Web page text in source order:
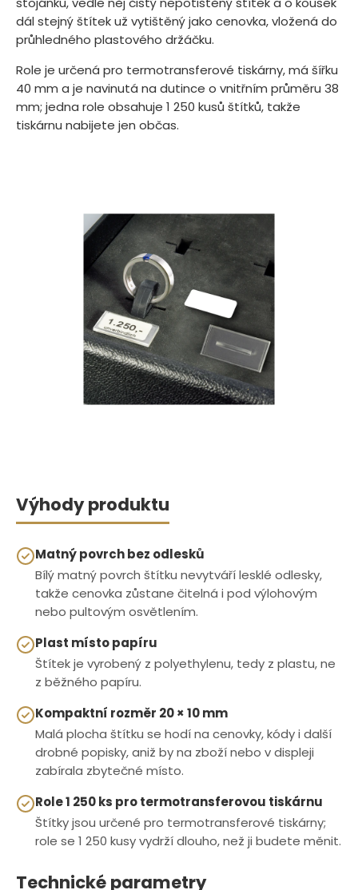
dál stejný štítek už vytištěný jako cenovka, vložená do
průhledného plastového držáčku.
Role je určená pro termotransferové tiskárny, má šířku
40 mm a je navinutá na dutince o vnitřním průměru 38
mm; jedna role obsahuje 1 250 kusů štítků, takže
tiskárnu nabijete jen občas.
Výhody produktu
Matný povrch bez odlesků
Bílý matný povrch štítku nevytváří lesklé odlesky,
takže cenovka zůstane čitelná i pod výlohovým
nebo pultovým osvětlením.
Plast místo papíru
Štítek je vyrobený z polyethylenu, tedy z plastu, ne
z běžného papíru.
Kompaktní rozměr 20 × 10 mm
Malá plocha štítku se hodí na cenovky, kódy i další
drobné popisky, aniž by na zboží nebo v displeji
zabírala zbytečné místo.
Role 1 250 ks pro termotransferovou tiskárnu
Štítky jsou určené pro termotransferové tiskárny;
role se 1 250 kusy vydrží dlouho, než ji budete měnit.
Technické parametry